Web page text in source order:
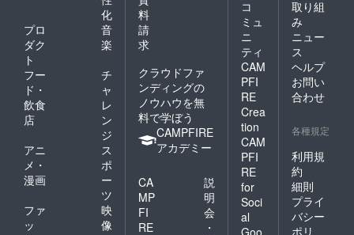
化
プロ
ダク
ト
音
楽
フー
ド・
飲食
店
チ
ャ
レ
ン
ジ
アニ
メ・
漫画
ス
ポ
ー
ツ
ファ
ッ
映
像
料
請
求
クラウドファ
ンディングの
ノウハウを無
料で学ぼう
CAMPFIRE
アカデミー
CA
MP
FI
RE
説
明
会
・
コ
ミュ
ニ
ティ
CAM
PFI
RE
Crea
tion
CAM
PFI
RE
for
Soci
al
取り組
み
ニュー
ス
ヘルプ
お問い
合わせ
各種規定
利用規
約
細則
プライ
バシー
ポリ